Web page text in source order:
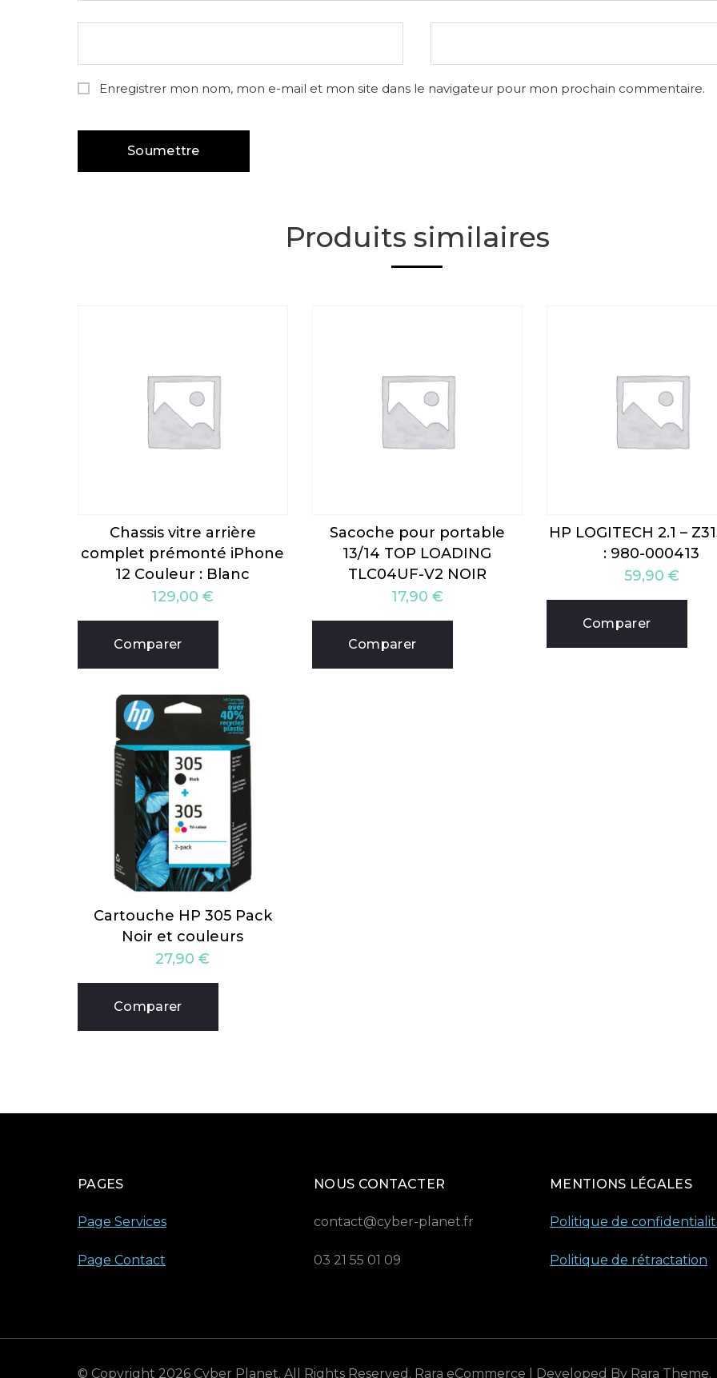
Enregistrer mon nom, mon e-mail et mon site dans le navigateur pour mon prochain commentaire.
Produits similaires
Chassis vitre arrière
complet prémonté iPhone
12 Couleur : Blanc
129,00€
Comparer
Sacoche pour portable
13/14 TOP LOADING
TLC04UF-V2 NOIR
17,90 €
Comparer
HP LOGITECH 2.1 –
: 980-000413
59,90 €
Comparer
Cartouche HP 305 Pack
Noir et couleurs
27,90€
Comparer
PAGES
Page Services
Page Contact
NOUS CONTACTER
contact@cyber-planet.fr
03 21 55 01 09
MENTIONS LÉGALES
Politique de
Politique de rétractation
© Copyright 2026 Cyber Planet. All Rights Reserved. Rara eCommerce | Developed By Rara Theme.